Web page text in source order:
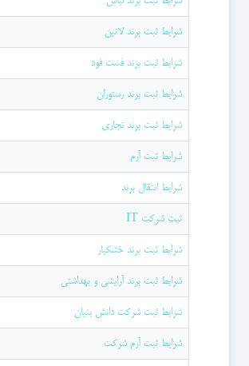
شرایط ثبت برند لاتین
شرایط ثبت برند فست فود
شرایط ثبت برند رستوران
شرایط ثبت برند تجاری
شرایط ثبت آرم
شرایط انتقال برند
ثبت شرکت IT
شرایط ثبت برند خشکبار
شرایط ثبت برند آرایشی و بهداشتی
شرایط ثبت شرکت دانش بنیان
شرایط ثبت آرم شرکت